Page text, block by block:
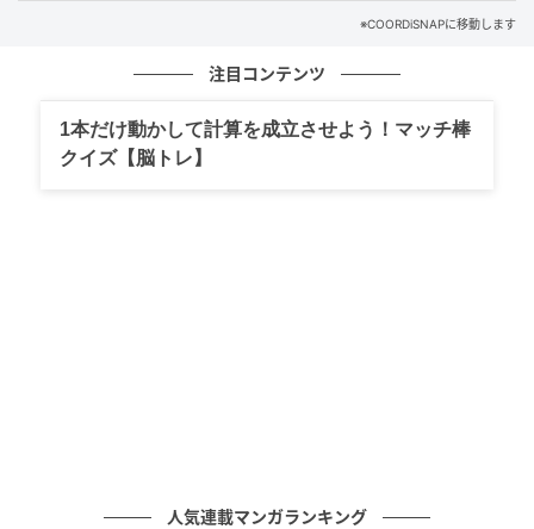
刺繍の模様とペプラムシルエットで、1枚で着映えが狙
※COORDiSNAPに移動します
注目コンテンツ
1本だけ動かして計算を成立させよう！マッチ棒
クイズ【脳トレ】
人気連載マンガランキング